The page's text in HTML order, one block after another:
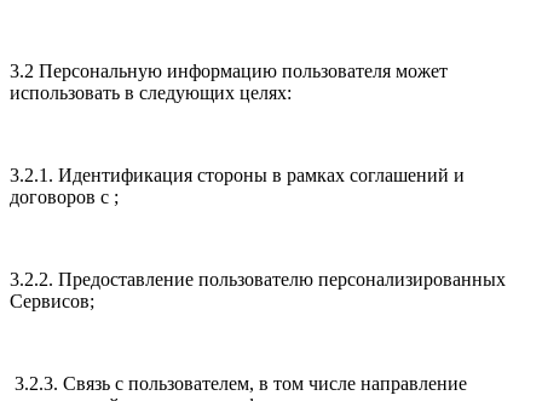
3.2 Персональную информацию пользователя может
использовать в следующих целях:
3.2.1. Идентификация стороны в рамках соглашений и
договоров с ;
3.2.2. Предоставление пользователю персонализированных
Сервисов;
3.2.3. Связь с пользователем, в том числе направление